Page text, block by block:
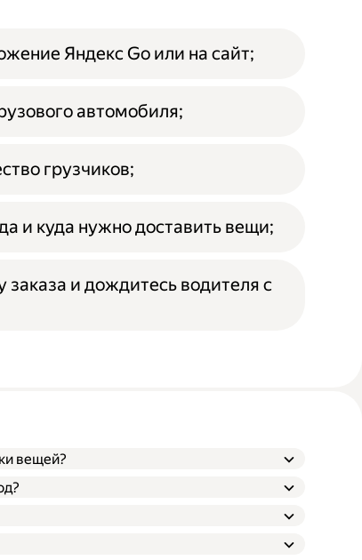
Яндекс Go или на сайт;
автомобиля;
грузчиков;
и куда нужно доставить вещи;
и дождитесь водителя с
вещей?